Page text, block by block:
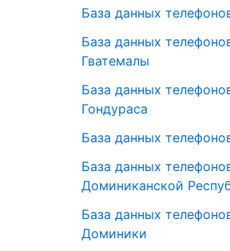
База данных
База данных
Гватемалы
База данных
Гондураса
База данных
База данных
Доминиканской
База данных
Доминики